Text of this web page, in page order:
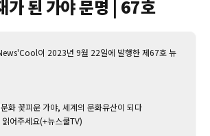
가 된 가야 문명 | 67호
이 2023년 9월 22일에 발행한 제67호 뉴
화 꽃피운 가야, 세계의 문화유산이 되다
어주세요(+뉴스쿨TV)